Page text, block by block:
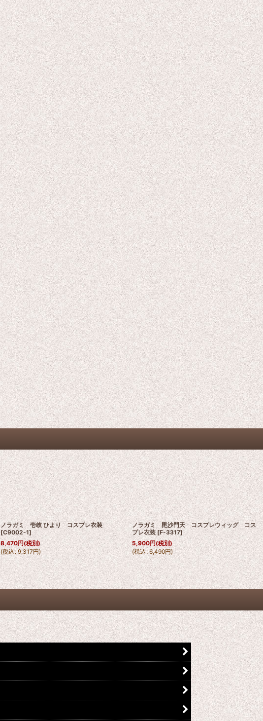
ノラガミ 壱岐 ひより コスプレ衣装
[C9002-1]
8,470円(税別)
(税込 : 9,317円)
ノラガミ 毘沙門天 コスプレウィッグ コス
プレ衣装 [F-3317]
5,900円(税別)
(税込: 6,490円)